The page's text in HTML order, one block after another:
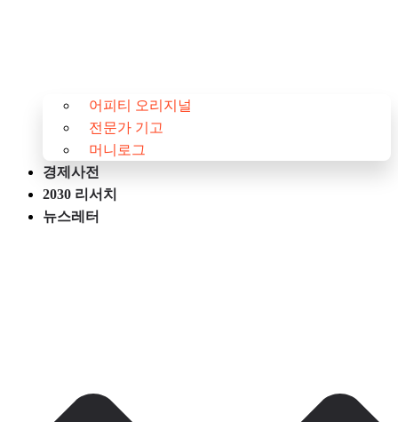
어피티 오리지널
전문가 기고
머니로그
경제사전
2030 리서치
뉴스레터